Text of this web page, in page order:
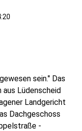
sein." Das
Lüdenscheid
Landgericht
Dachgeschoss
-